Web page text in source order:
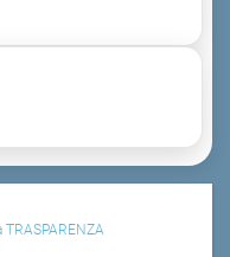
TRASPARENZA